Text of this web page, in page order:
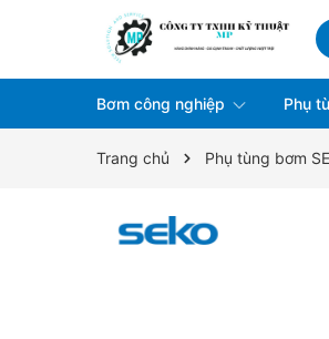
Bơm công nghiệp Phụ
Trang chủ Phụ tùng bơm